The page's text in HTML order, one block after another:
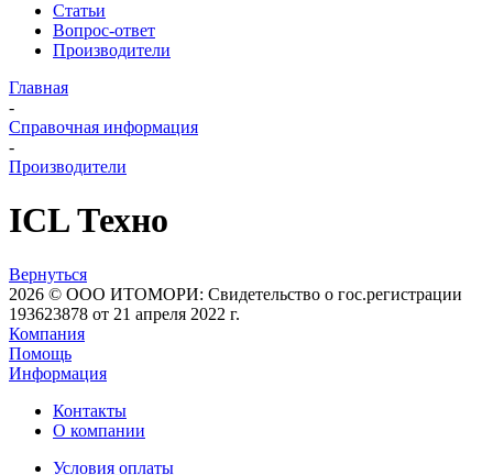
Статьи
Вопрос-ответ
Производители
Главная
-
Справочная информация
-
Производители
ICL Техно
Вернуться
2026 © ООО ИТОМОРИ: Свидетельство о гос.регистрации
193623878 от 21 апреля 2022 г.
Компания
Помощь
Информация
Контакты
О компании
Условия оплаты